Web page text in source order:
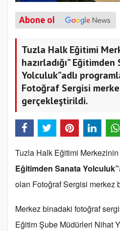
Abone ol
Tuzla Halk Eğitimi
hazırladığı”
Yolculuk”adlı
Fotoğraf Sergisi
gerçekleştirildi.
Tuzla Halk Eğitimi Merkezinin
Eğitimden Sanata Yolculuk”
olan Fotoğraf Sergisi merkez
Merkez binadaki fotoğraf
Eğitim Şube Müdürleri Nihat